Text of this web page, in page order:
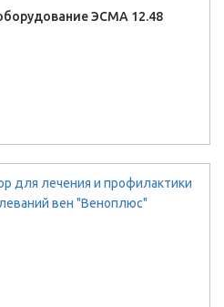
ЭСМА 12.48